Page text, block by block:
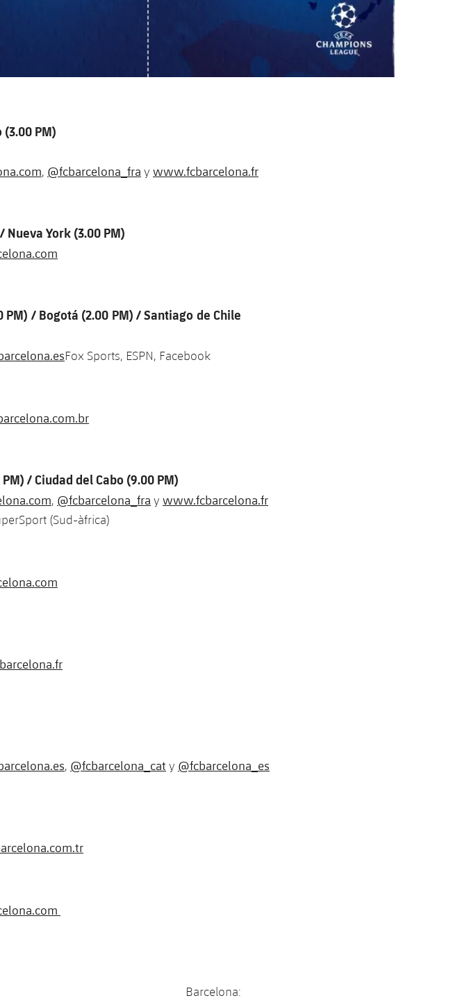
(3.00 PM)
, @fcbarcelona_fra y www.fcbarcelona.fr
Nueva York (3.00 PM)
/ Bogotá (2.00 PM) / Santiago de Chile
Fox Sports, ESPN, Facebook
/ Ciudad del Cabo (9.00 PM)
, @fcbarcelona_fra y www.fcbarcelona.fr
(Sud-àfrica)
, @fcbarcelona_cat y @fcbarcelona_es